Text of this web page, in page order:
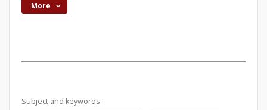
More
Subject and keywords: